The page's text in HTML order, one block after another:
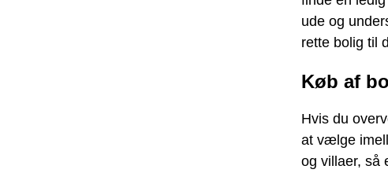
ude og
rette bolig til
Køb af
Hvis du
at vælge
og villaer, så